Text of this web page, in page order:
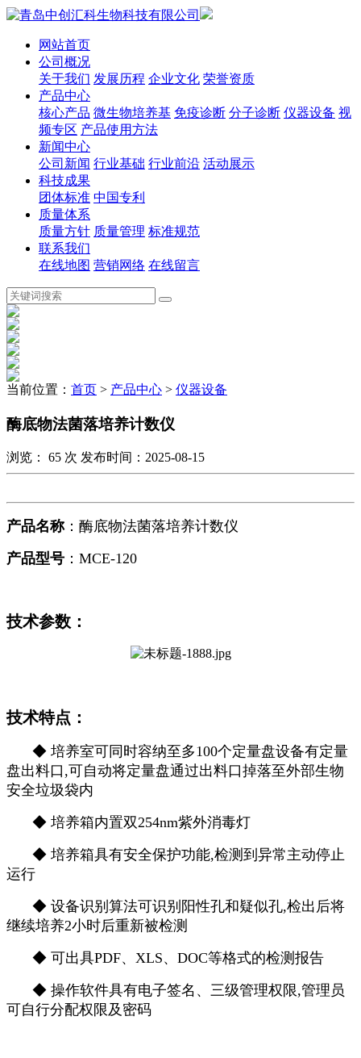
网站首页
公司概况
关于我们 发展历程 企业文化 荣誉资质
产品中心
核心产品 微生物培养基 免疫诊断 分子诊断 仪器设备 视
频专区 产品使用方法
新闻中心
公司新闻 行业基础 行业前沿 活动展示
科技成果
团体标准 中国专利
质量体系
质量方针 质量管理 标准规范
联系我们
在线地图 营销网络 在线留言
当前位置： 首页 > 产品中心 > 仪器设备
酶底物法菌落培养计数仪
浏览： 65 次 发布时间：2025-08-15
产品名称：酶底物法菌落培养计数仪
产品型号 ： MCE-120
技术参数：
技术特点：
◆ 培养室可同时容纳至多100个定量盘设备有定量
盘出料口,可自动将定量盘通过出料口掉落至外部生物
安全垃圾袋内
◆ 培养箱内置双254nm紫外消毒灯
◆ 培养箱具有安全保护功能,检测到异常主动停止
运行
◆ 设备识别算法可识别阳性孔和疑似孔,检出后将
继续培养2小时后重新被检测
◆ 可出具PDF、XLS、DOC等格式的检测报告
◆ 操作软件具有电子签名、三级管理权限,管理员
可自行分配权限及密码